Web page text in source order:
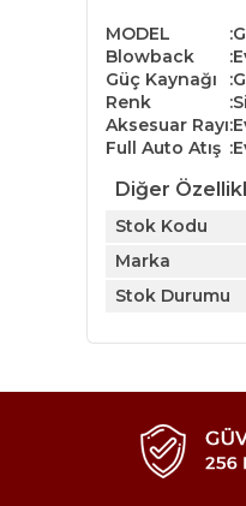
MODEL :
Blowback
:
Güç Kaynağı
:
Renk
:
Aksesuar Rayı:
Full Auto Atış :
Diğer
Stok Kodu
Marka
Stok Durumu